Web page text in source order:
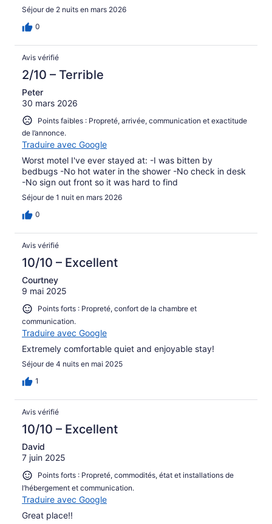
Séjour de 2 nuits en mars 2026
0
Avis vérifié
2/10 – Terrible
Peter
30 mars 2026
Points faibles : Propreté, arrivée, communication et exactitude
de l’annonce.
Traduire avec Google
Worst motel I've ever stayed at: -I was bitten by
bedbugs -No hot water in the shower -No check in desk
-No sign out front so it was hard to find
Séjour de 1 nuit en mars 2026
0
Avis vérifié
10/10 – Excellent
Courtney
9 mai 2025
Points forts : Propreté, confort de la chambre et
communication.
Traduire avec Google
Extremely comfortable quiet and enjoyable stay!
Séjour de 4 nuits en mai 2025
1
Avis vérifié
10/10 – Excellent
David
7 juin 2025
Points forts : Propreté, commodités, état et installations de
l’hébergement et communication.
Traduire avec Google
Great place!!